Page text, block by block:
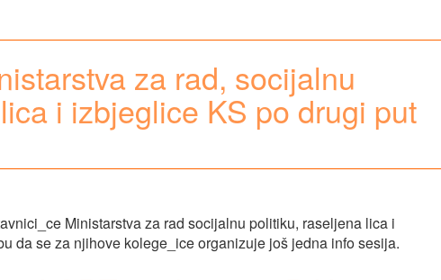
za rad, socijalnu
i izbjeglice KS po drugi put
Ministarstva za rad socijalnu politiku, raseljena lica i
da se za njihove kolege_ice organizuje još jedna info sesija.